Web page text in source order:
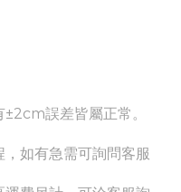
誤差皆屬正常。
如有急需可詢問客服